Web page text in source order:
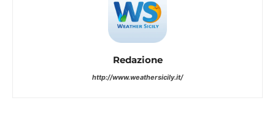
Redazione
http://www.weathersicily.it/